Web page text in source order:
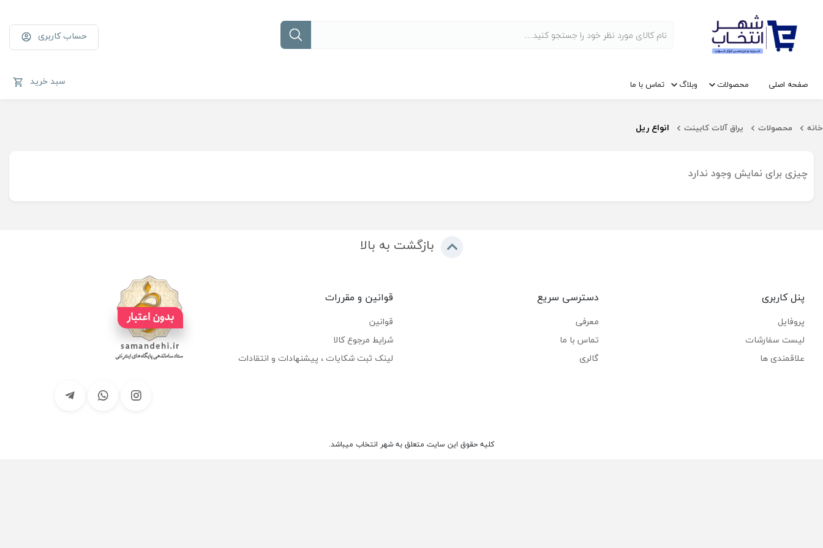
حساب کاربری
صفحه اصلی محصولات وبلاگ تماس با ما سبد خرید
خانه محصولات یراق آلات کابینت انواع ریل
چیزی برای نمایش وجود ندارد
بازگشت به بالا
پنل کاربری
پروفایل
لیست سفارشات
علاقمندی ها
دسترسی سریع
معرفی
تماس با ما
گالری
قوانین و مقررات
قوانین
شرایط مرجوع کالا
لینک ثبت شکایات ، پیشنهادات و انتقادات
کلیه حقوق این سایت متعلق به شهر انتخاب میباشد.